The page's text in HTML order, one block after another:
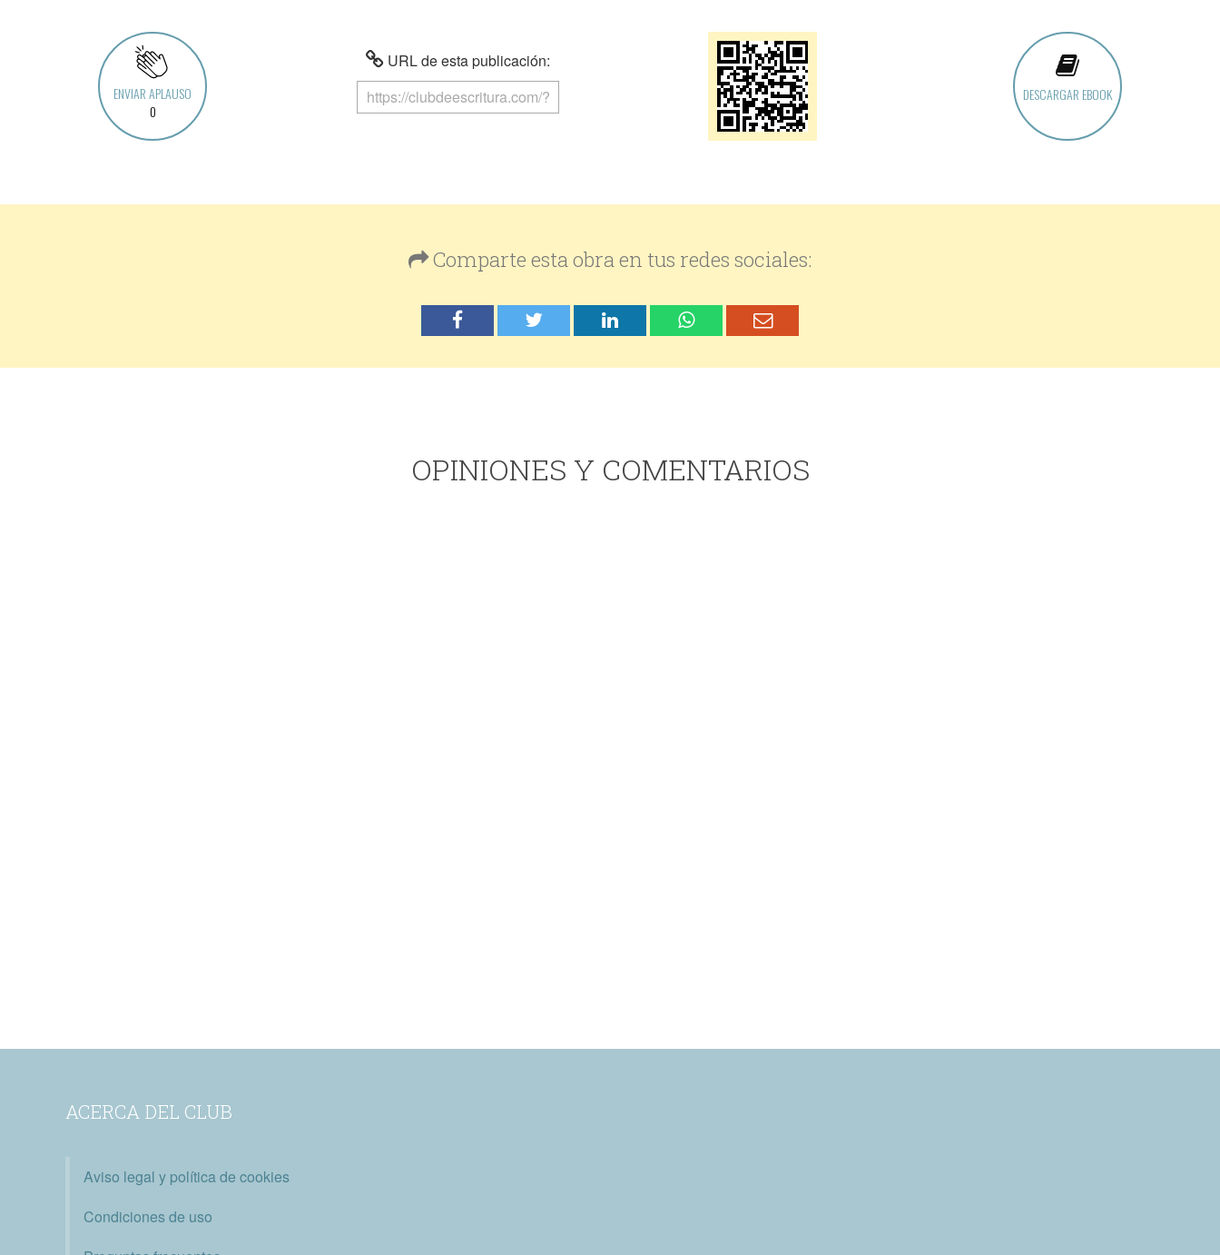
ENVIAR APLAUSO
0
URL de esta publicación:
DESCARGAR EBOOK
Comparte esta obra en tus redes sociales:
OPINIONES Y COMENTARIOS
ACERCA DEL CLUB
Aviso legal y política de cookies
Condiciones de uso